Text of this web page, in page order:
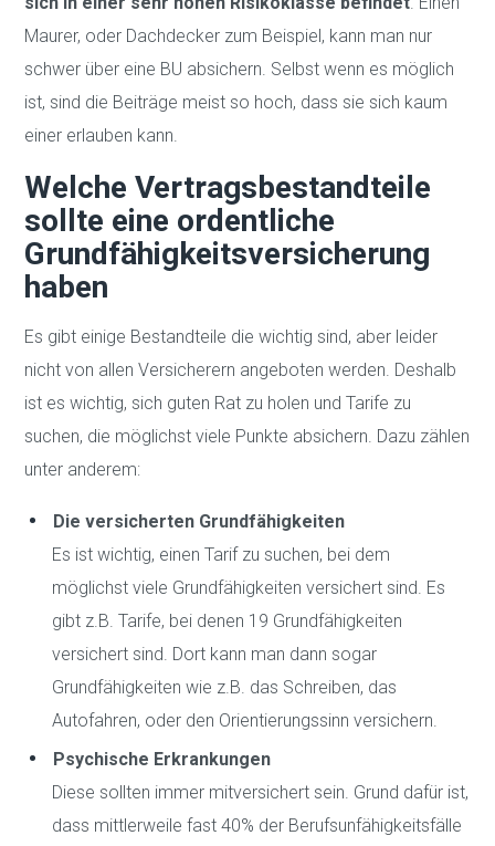
Maurer, oder Dachdecker zum Beispiel, kann man nur
schwer über eine BU absichern. Selbst wenn es möglich
ist, sind die Beiträge meist so hoch, dass sie sich kaum
einer erlauben kann.
Welche Vertragsbestandteile
sollte eine ordentliche
Grundfähigkeitsversicherung
haben
Es gibt einige Bestandteile die wichtig sind, aber leider
nicht von allen Versicherern angeboten werden. Deshalb
ist es wichtig, sich guten Rat zu holen und Tarife zu
suchen, die möglichst viele Punkte absichern. Dazu zählen
unter anderem:
Die versicherten Grundfähigkeiten
Es ist wichtig, einen Tarif zu suchen, bei dem
möglichst viele Grundfähigkeiten versichert sind. Es
gibt z.B. Tarife, bei denen 19 Grundfähigkeiten
versichert sind. Dort kann man dann sogar
Grundfähigkeiten wie z.B. das Schreiben, das
Autofahren, oder den Orientierungssinn versichern.
Psychische Erkrankungen
Diese sollten immer mitversichert sein. Grund dafür ist,
dass mittlerweile fast 40% der Berufsunfähigkeitsfälle